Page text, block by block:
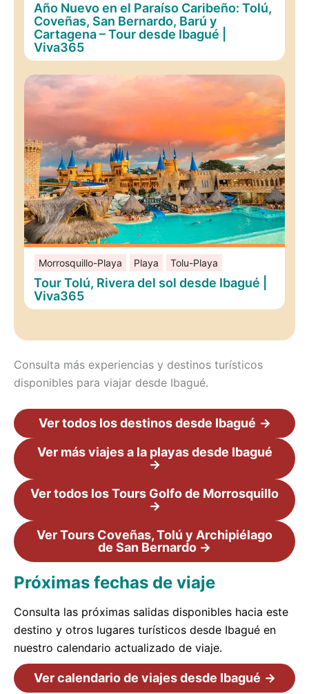
Año Nuevo en el Paraíso Caribeño: Tolú,
Coveñas, San Bernardo, Barú y
Cartagena – Tour desde Ibagué |
Viva365
Morrosquillo-Playa Playa Tolu-Playa
Tour Tolú, Rivera del sol desde Ibagué |
Viva365
Consulta más experiencias y destinos turísticos
disponibles para viajar desde Ibagué.
Ver todos los destinos desde Ibagué →
Ver más viajes a la playas desde Ibagué
→
Ver todos los Tours Golfo de Morrosquillo
→
Ver Tours Coveñas, Tolú y Archipiélago
de San Bernardo →
Próximas fechas de viaje
Consulta las próximas salidas disponibles hacia este
destino y otros lugares turísticos desde Ibagué en
nuestro calendario actualizado de viaje.
Ver calendario de viajes desde Ibagué →